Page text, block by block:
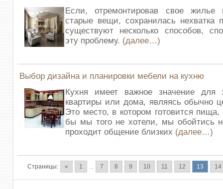
Если, отремонтировав свое
старые вещи, сохранилась нехватка
существуют несколько способов,
эту проблему. (далее…)
Выбор дизайна и планировки мебели на кухню
Кухня имеет важное значение для
квартиры или дома, являясь обычно
Это место, в котором готовится пища,
бы мы того не хотели, мы обойтись
проходит общение близких (далее…)
Страницы: « 1 ... 7 8 9 10 11 12 13 14